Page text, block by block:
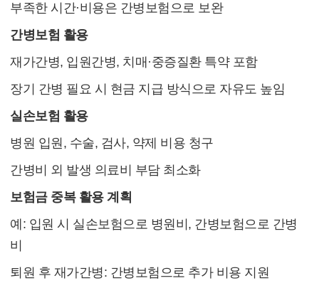
부족한 시간·비용은 간병보험으로 보완
간병보험 활용
재가간병, 입원간병, 치매·중증질환 특약 포함
장기 간병 필요 시 현금 지급 방식으로 자유도 높임
실손보험 활용
병원 입원, 수술, 검사, 약제 비용 청구
간병비 외 발생 의료비 부담 최소화
보험금 중복 활용 계획
예: 입원 시 실손보험으로 병원비, 간병보험으로 간병
비
퇴원 후 재가간병: 간병보험으로 추가 비용 지원